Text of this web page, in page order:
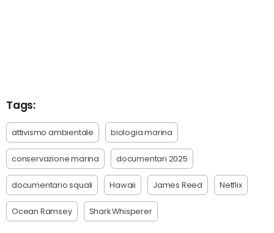
Tags:
attivismo ambientale biologia marina
conservazione marina documentari 2025
documentario squali Hawaii James Reed Netflix
Ocean Ramsey Shark Whisperer